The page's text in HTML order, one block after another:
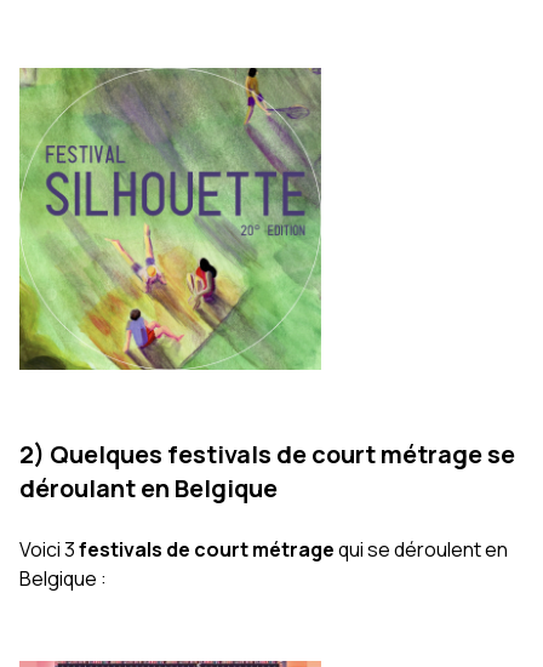
2) Quelques festivals de court métrage se
déroulant en Belgique
Voici 3festivals de court métragequi se déroulent en
Belgique :